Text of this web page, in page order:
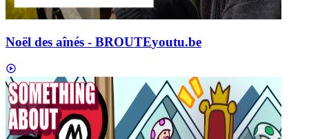
Noël des aînés - BROUTEyoutu.be